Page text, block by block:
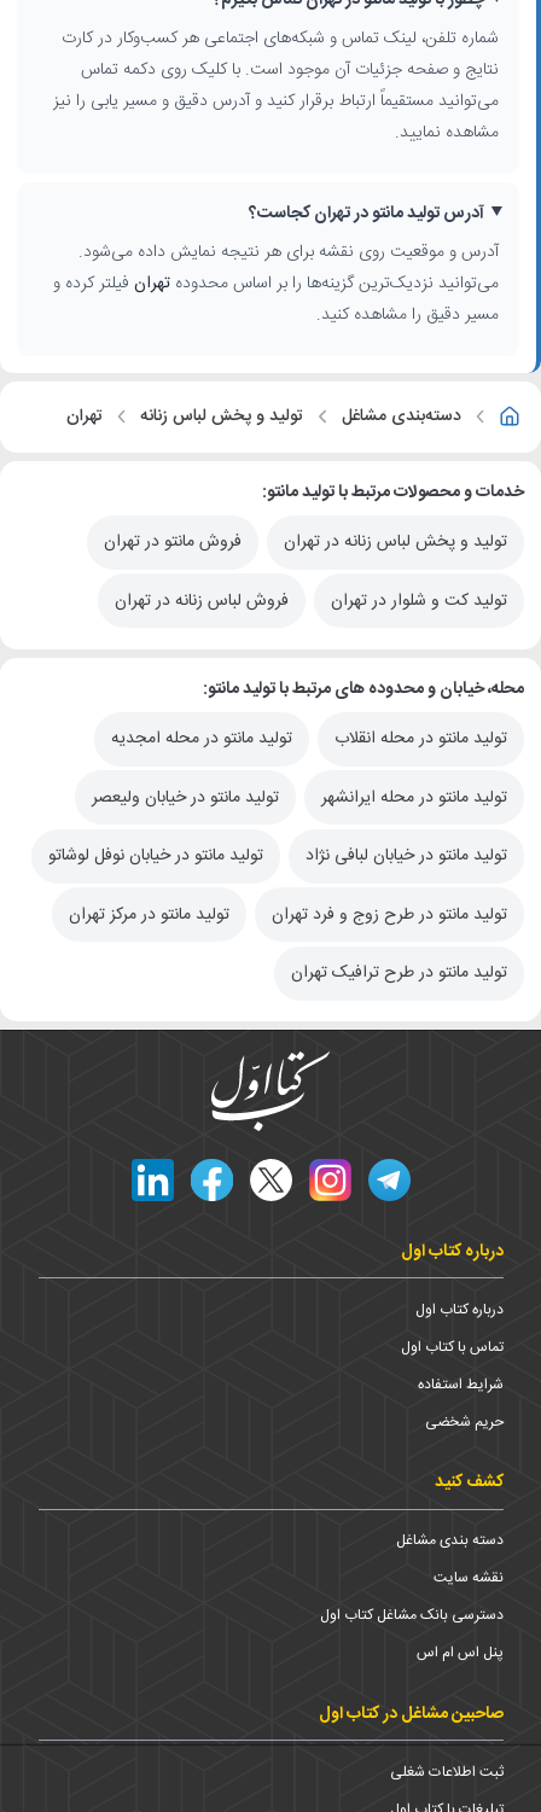
شماره تلفن، لینک تماس و شبکه‌های اجتماعی هر کسب‌وکار در کارت
نتایج و صفحه جزئیات آن موجود است. با کلیک روی دکمه تماس
می‌توانید مستقیماً ارتباط برقرار کنید و آدرس دقیق و مسیر یابی را نیز
مشاهده نمایید.
آدرس تولید مانتو در تهران کجاست؟
آدرس و موقعیت روی نقشه برای هر نتیجه نمایش داده می‌شود.
می‌توانید نزدیک‌ترین گزینه‌ها را بر اساس محدودهتهران فیلتر کرده و
مسیر دقیق را مشاهده کنید.
دسته‌بندی مشاغل تولید و پخش لباس زنانه تهران
خدمات و محصولات مرتبط با تولید مانتو:
تولید و پخش لباس زنانه در تهران
فروش مانتو در تهران
تولید کت و شلوار در تهران فروش لباس زنانه در تهران
محله، خیابان و محدوده های مرتبط با تولید مانتو:
تولید مانتو در محله انقلاب
تولید مانتو در محله امجدیه
تولید مانتو در محله ایرانشهر تولید مانتو در خیابان ولیعصر
تولید مانتو در خیابان لبافی نژاد تولید مانتو در خیابان نوفل لوشاتو
تولید مانتو در طرح زوج و فرد تهران تولید مانتو در مرکز تهران
تولید مانتو در طرح ترافیک تهران
درباره کتاب اول
درباره کتاب اول
تماس با کتاب اول
شرایط استفاده
حریم شخضی
کشف کنید
دسته بندی مشاغل
نقشه سایت
دسترسی بانک مشاغل کتاب اول
پنل اس ام اس
صاحبین مشاغل در کتاب اول
ثبت اطلاعات شغلی